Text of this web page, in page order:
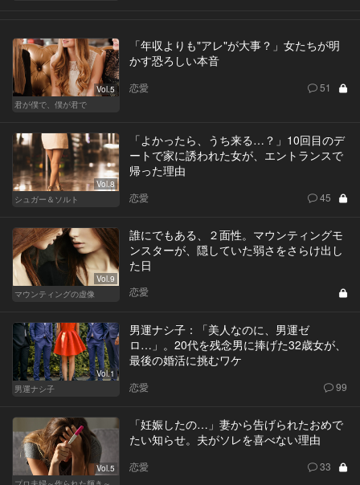
Vol.5
君が僕で、僕が君で
「年収よりも"アレ"が大事？」女たちが明
かす恐ろしい本音
恋愛 51
Vol.8
シュガー＆ソルト
「よかったら、うち来る…？」10回目のデ
ートで家に誘われた女が、エントランスで
帰った理由
恋愛 45
Vol.9
マウンティングの虚像
誰にでもある、２面性。マウンティングモ
ンスターが、隠していた弱さをさらけ出し
た日
恋愛
Vol.1
男運ナシ子
男運ナシ子：「美人なのに、男運ゼ
ロ…」。20代を残念男に捧げた32歳女が、
最後の婚活に挑むワケ
恋愛 99
Vol.5
「妊娠したの…」妻から告げられたおめで
たい知らせ。夫がソレを喜べない理由
恋愛 33